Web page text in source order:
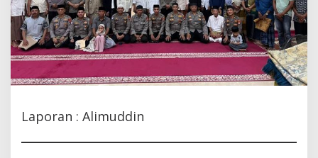
Laporan : Alimuddin